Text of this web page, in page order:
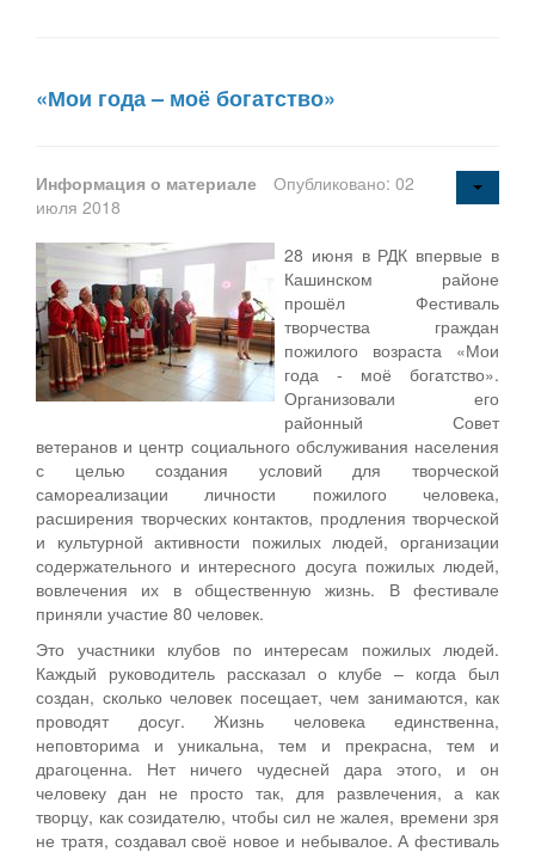
«Мои года – моё богатство»
Информация о материале
Опубликовано: 02
июля 2018
28 июня в РДК впервые в
Кашинском районе
прошёл Фестиваль
творчества граждан
пожилого возраста «Мои
года - моё богатство».
Организовали его
районный Совет
ветеранов и центр социального обслуживания населения
с целью создания условий для творческой
самореализации личности пожилого человека,
расширения творческих контактов, продления творческой
и культурной активности пожилых людей, организации
содержательного и интересного досуга пожилых людей,
вовлечения их в общественную жизнь. В фестивале
приняли участие 80 человек.
Это участники клубов по интересам пожилых людей.
Каждый руководитель рассказал о клубе – когда был
создан, сколько человек посещает, чем занимаются, как
проводят досуг. Жизнь человека единственна,
неповторима и уникальна, тем и прекрасна, тем и
драгоценна. Нет ничего чудесней дара этого, и он
человеку дан не просто так, для развлечения, а как
творцу, как созидателю, чтобы сил не жалея, времени зря
не тратя, создавал своё новое и небывалое. А фестиваль